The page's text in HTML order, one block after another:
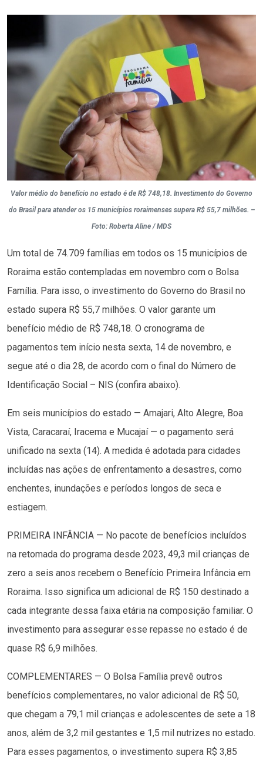
Valor médio do benefício no estado é de R$ 748,18. Investimento do Governo
do Brasil para atender os 15 municípios roraimenses supera R$ 55,7 milhões. –
Foto: Roberta Aline / MDS
Um total de 74.709 famílias em todos os 15 municípios de
Roraima estão contempladas em novembro com o Bolsa
Família. Para isso, o investimento do Governo do Brasil no
estado supera R$ 55,7 milhões. O valor garante um
benefício médio de R$ 748,18. O cronograma de
pagamentos tem início nesta sexta, 14 de novembro, e
segue até o dia 28, de acordo com o final do Número de
Identificação Social – NIS (confira abaixo).
Em seis municípios do estado — Amajari, Alto Alegre, Boa
Vista, Caracaraí, Iracema e Mucajaí — o pagamento será
unificado na sexta (14). A medida é adotada para cidades
incluídas nas ações de enfrentamento a desastres, como
enchentes, inundações e períodos longos de seca e
estiagem.
PRIMEIRA INFÂNCIA — No pacote de benefícios incluídos
na retomada do programa desde 2023, 49,3 mil crianças de
zero a seis anos recebem o Benefício Primeira Infância em
Roraima. Isso significa um adicional de R$ 150 destinado a
cada integrante dessa faixa etária na composição familiar. O
investimento para assegurar esse repasse no estado é de
quase R$ 6,9 milhões.
COMPLEMENTARES — O Bolsa Família prevê outros
benefícios complementares, no valor adicional de R$ 50,
que chegam a 79,1 mil crianças e adolescentes de sete a 18
anos, além de 3,2 mil gestantes e 1,5 mil nutrizes no estado.
Para esses pagamentos, o investimento supera R$ 3,85